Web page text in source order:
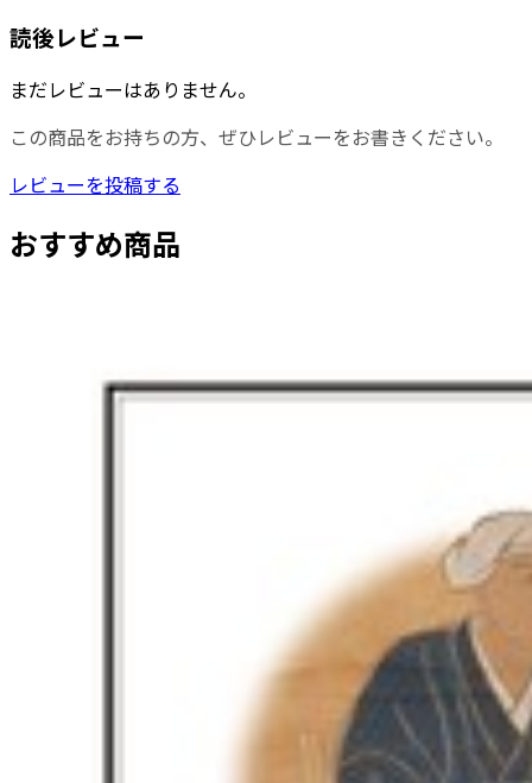
読後レビュー
まだレビューはありません。
この商品をお持ちの方、ぜひレビューをお書きください。
レビューを投稿する
おすすめ商品